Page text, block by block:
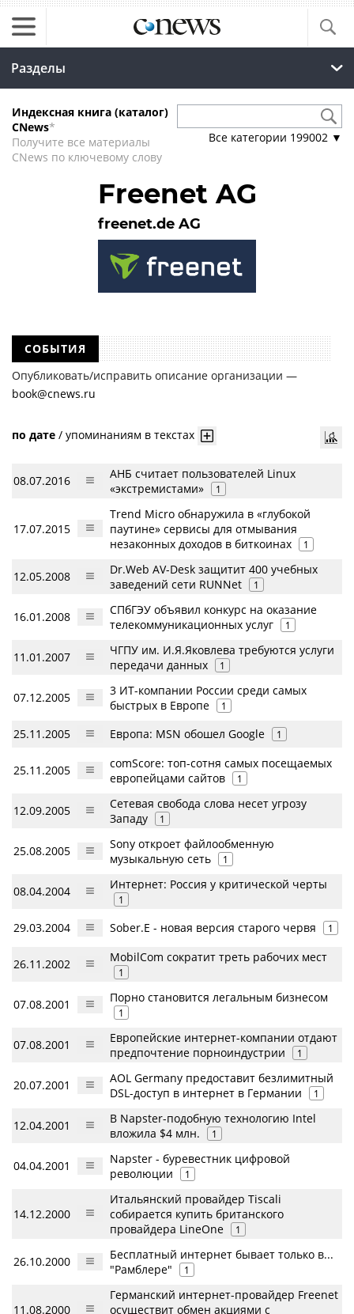
Разделы
Индексная книга (каталог)
CNews*
Получите все материалы
CNews по ключевому слову
Все категории 199002 ▼
Freenet AG
freenet.de AG
СОБЫТИЯ
Опубликовать/исправить описание организации —
book@cnews.ru
по дате / упоминаниям в текстах
08.07.2016
АНБ считает пользователей Linux
«экстремистами»
1
17.07.2015
Trend Micro обнаружила в «глубокой
паутине» сервисы для отмывания
незаконных доходов в биткоинах
1
12.05.2008
Dr.Web AV-Desk защитит 400 учебных
заведений сети RUNNet
1
16.01.2008
СПбГЭУ объявил конкурс на оказание
телекоммуникационных услуг
1
11.01.2007
ЧГПУ им. И.Я.Яковлева требуются услуги
передачи данных
1
07.12.2005
3 ИТ-компании России среди самых
быстрых в Европе
1
25.11.2005 Европа: MSN обошел Google 1
25.11.2005
comScore: топ-сотня самых посещаемых
европейцами сайтов
1
12.09.2005
Сетевая свобода слова несет угрозу
Западу
1
25.08.2005
Sony откроет файлообменную
музыкальную сеть
1
08.04.2004 Интернет: Россия у критической черты
1
29.03.2004 Sober.E - новая версия старого червя 1
26.11.2002 MobilCom сократит треть рабочих мест
1
07.08.2001 Порно становится легальным бизнесом
1
07.08.2001
Европейские интернет-компании отдают
предпочтение порноиндустрии
1
20.07.2001
AOL Germany предоставит безлимитный
DSL-доступ в интернет в Германии
1
12.04.2001
В Napster-подобную технологию Intel
вложила $4 млн.
1
04.04.2001
Napster - буревестник цифровой
революции
1
14.12.2000
Итальянский провайдер Tiscali
собирается купить британского
провайдера LineOne
1
26.10.2000
Бесплатный интернет бывает только в...
"Рамблере"
1
11.08.2000
Германский интернет-провайдер Freenet
осуществит обмен акциями с